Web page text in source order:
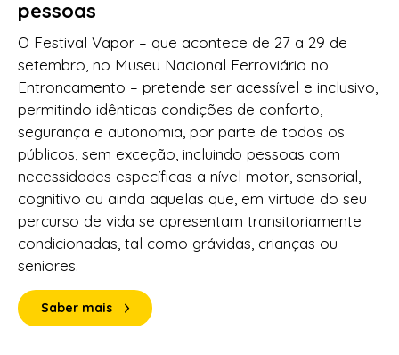
pessoas
O Festival Vapor – que acontece de 27 a 29 de
setembro, no Museu Nacional Ferroviário no
Entroncamento – pretende ser acessível e inclusivo,
permitindo idênticas condições de conforto,
segurança e autonomia, por parte de todos os
públicos, sem exceção, incluindo pessoas com
necessidades específicas a nível motor, sensorial,
cognitivo ou ainda aquelas que, em virtude do seu
percurso de vida se apresentam transitoriamente
condicionadas, tal como grávidas, crianças ou
seniores.
Saber mais